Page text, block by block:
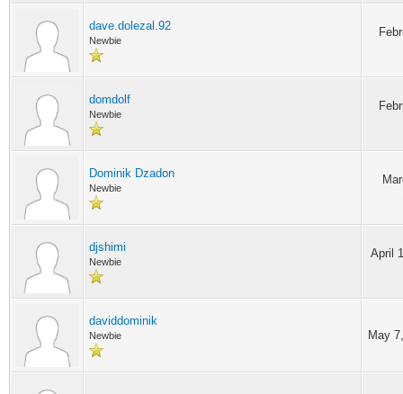
dave.dolezal.92
Newbie
domdolf
Newbie
Dominik Dzadon
Newbie
djshimi
Newbie
April
daviddominik
Newbie May